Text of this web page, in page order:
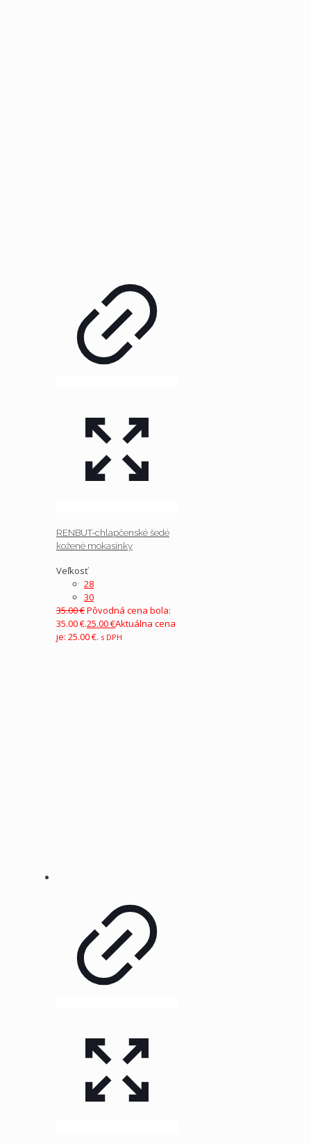
RENBUT-chlapčenské šedé
kožené mokasínky
Veľkosť
28
30
35.00€Pôvodná cena bola:
35.00 €.25.00€Aktuálna cena
je: 25.00 €. s DPH